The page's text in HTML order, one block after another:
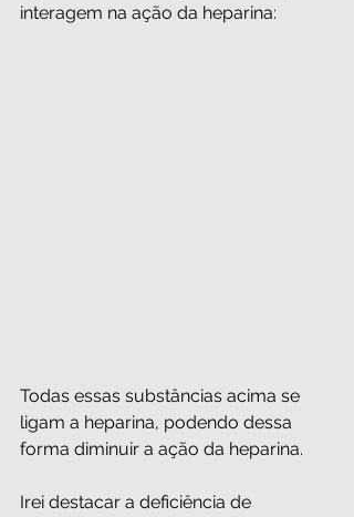
interagem na ação da heparina:
Todas essas substâncias acima se
ligam a heparina, podendo dessa
forma diminuir a ação da heparina.
Irei destacar a deficiência de